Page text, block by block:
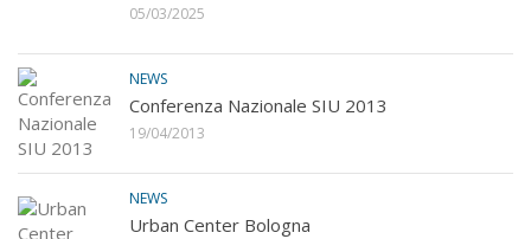
05/03/2025
NEWS
Conferenza Nazionale SIU 2013
19/04/2013
NEWS
Urban Center Bologna